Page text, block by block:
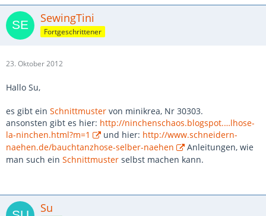
SewingTini
Fortgeschrittener
23. Oktober 2012
Hallo Su,
es gibt ein Schnittmuster von minikrea, Nr 30303.
ansonsten gibt es hier: http://ninchenschaos.blogspot.…lhose-
la-ninchen.html?m=1
und hier: http://www.schneidern-
naehen.de/bauchtanzhose-selber-naehen
Anleitungen, wie
man such ein Schnittmuster selbst machen kann.
Su